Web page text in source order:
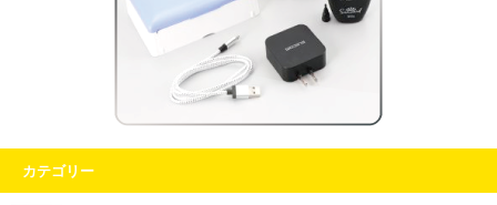
カテゴリー